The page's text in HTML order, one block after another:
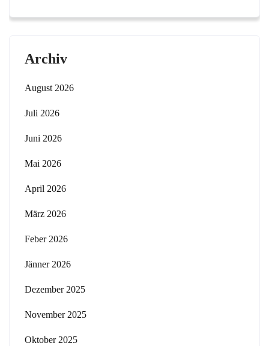
Archiv
August 2026
Juli 2026
Juni 2026
Mai 2026
April 2026
März 2026
Feber 2026
Jänner 2026
Dezember 2025
November 2025
Oktober 2025